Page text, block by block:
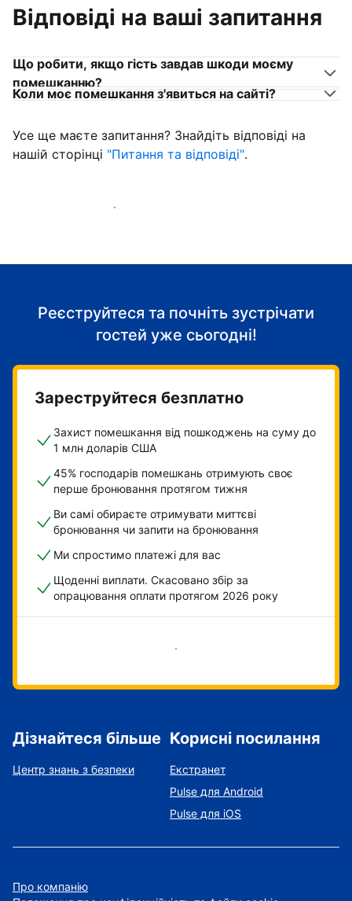
Відповіді на ваші запитання
Що робити, якщо гість завдав шкоди моєму
помешканню?
Коли моє помешкання з'явиться на сайті?
Усе ще маєте запитання? Знайдіть відповіді на
нашій сторінці "Питання та відповіді".
Розпочніть приймати гостей
Реєструйтеся та почніть зустрічати
гостей уже сьогодні!
Зареструйтеся безплатно
Захист помешкання від пошкоджень на суму до
1 млн доларів США
45% господарів помешкань отримують своє
перше бронювання протягом тижня
Ви самі обираєте отримувати миттєві
бронювання чи запити на бронювання
Ми спростимо платежі для вас
Щоденні виплати. Скасовано збір за
опрацювання оплати протягом 2026 року
Розпочати зараз
Дізнайтеся більше
Центр знань з безпеки
Корисні посилання
Екстранет
Pulse для Android
Pulse для iOS
Про компанію